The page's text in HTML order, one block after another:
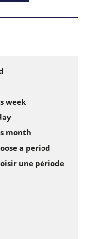
week
month
a period
une période